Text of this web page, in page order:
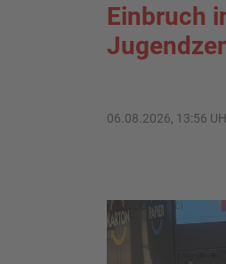
Einbruch
06.08.2026, 13:56